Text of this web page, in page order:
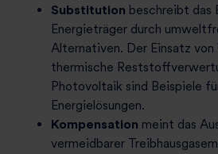
Substitution beschreibt das
Energieträger durch
Alternativen. Der Einsatz von
thermische
Photovoltaik sind Beispiele
Energielösungen.
Kompensation meint das
vermeidbarer